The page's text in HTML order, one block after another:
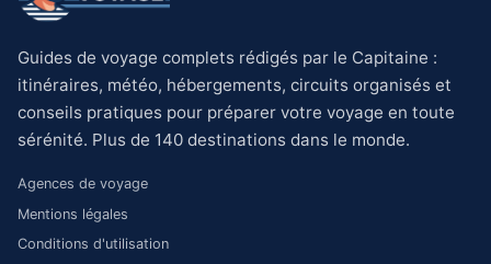
Guides de voyage complets rédigés par le Capitaine :
itinéraires, météo, hébergements, circuits organisés et
conseils pratiques pour préparer votre voyage en toute
sérénité. Plus de 140 destinations dans le monde.
Agences de voyage
Mentions légales
Conditions d'utilisation